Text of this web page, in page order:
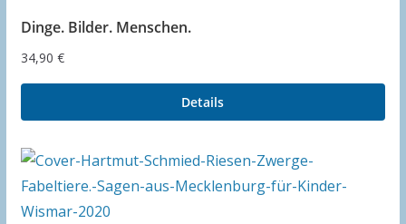
Dinge. Bilder. Menschen.
34,90 €
Details